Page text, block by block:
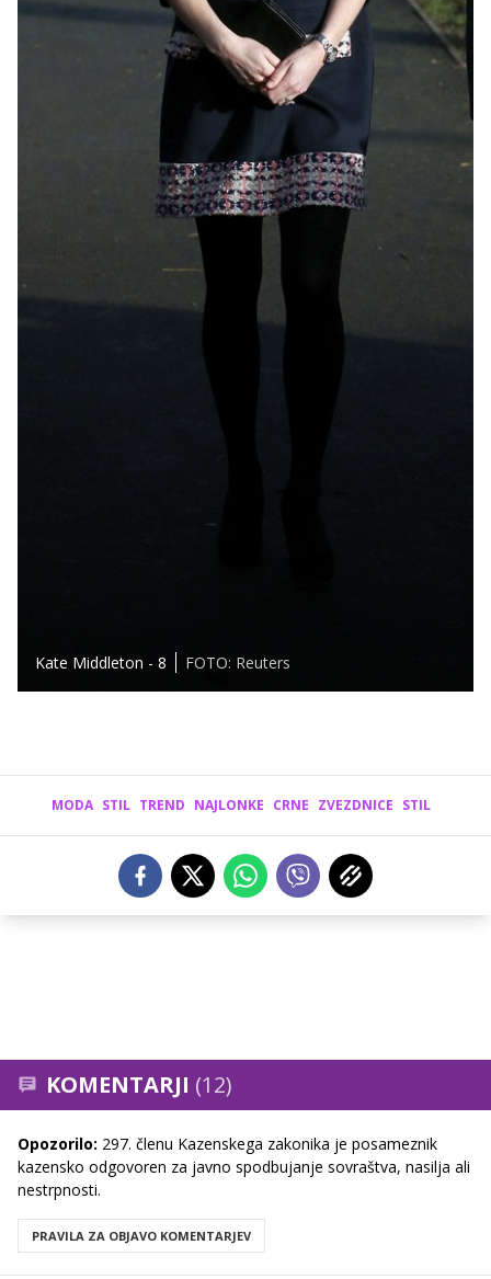
Kate Middleton - 8 FOTO: Reuters
MODA STIL TREND NAJLONKE CRNE ZVEZDNICE STIL
KOMENTARJI (12)
Opozorilo: 297. členu Kazenskega zakonika je posameznik
kazensko odgovoren za javno spodbujanje sovraštva, nasilja ali
nestrpnosti.
PRAVILA ZA OBJAVO KOMENTARJEV